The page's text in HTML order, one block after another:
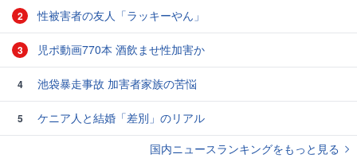
2 性被害者の友人「ラッキーやん」
3 児ポ動画770本 酒飲ませ性加害か
4 池袋暴走事故 加害者家族の苦悩
5
ケニア人と結婚「差別」のリアル
国内ニュースランキングをもっと見る